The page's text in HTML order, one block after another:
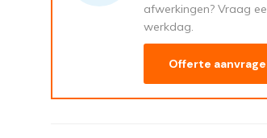
afwerkingen? Vraag
werkdag.
Offerte